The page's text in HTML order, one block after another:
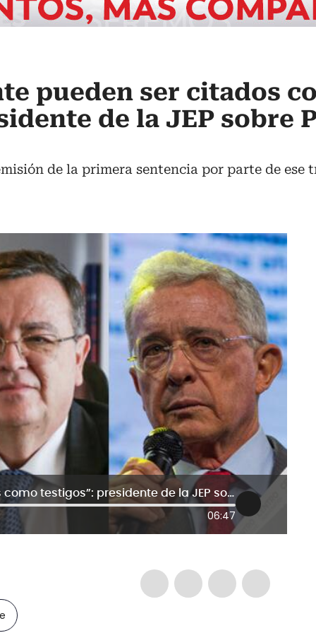
pueden ser citados
de la JEP sobre
de la primera sentencia por parte de ese
“Eventualmente pueden ser citados como testigos”: presidente de la JEP sobre Petro y Uribe
06:47